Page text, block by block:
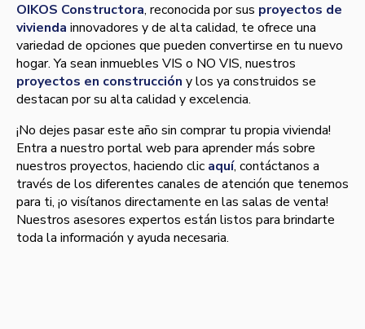
OIKOS Constructora, reconocida por sus proyectos de
vivienda innovadores y de alta calidad, te ofrece una
variedad de opciones que pueden convertirse en tu nuevo
hogar. Ya sean inmuebles VIS o NO VIS, nuestros
proyectos en construcción y los ya construidos se
destacan por su alta calidad y excelencia.
¡No dejes pasar este año sin comprar tu propia vivienda!
Entra a nuestro portal web para aprender más sobre
nuestros proyectos, haciendo clic aquí, contáctanos a
través de los diferentes canales de atención que tenemos
para ti, ¡o visítanos directamente en las salas de venta!
Nuestros asesores expertos están listos para brindarte
toda la información y ayuda necesaria.